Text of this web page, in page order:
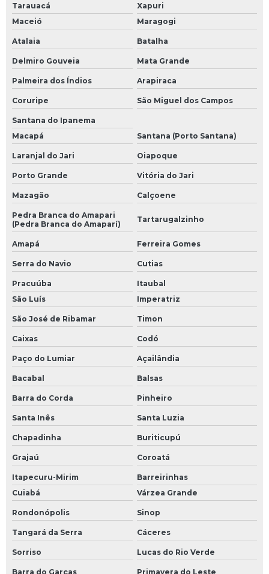
Tarauacá
Xapuri
Maceió
Maragogi
Atalaia Batalha
Delmiro Gouveia Mata Grande
Palmeira dos Índios Arapiraca
Coruripe São Miguel dos Campos
Santana do Ipanema
Macapá
Santana (Porto Santana)
Laranjal do Jari Oiapoque
Porto Grande Vitória do Jari
Mazagão Calçoene
Pedra Branca do Amapari
(Pedra Branca do Amaparí)
Tartarugalzinho
Amapá Ferreira Gomes
Serra do Navio Cutias
Pracuúba
Itaubal
São Luís
Imperatriz
São José de Ribamar Timon
Caixas Codó
Paço do Lumiar Açailândia
Bacabal Balsas
Barra do Corda Pinheiro
Santa Inês Santa Luzia
Chapadinha Buriticupú
Grajaú Coroatá
Itapecuru-Mirim
Barreirinhas
Cuiabá
Várzea Grande
Rondonópolis Sinop
Tangará da Serra Cáceres
Sorriso Lucas do Rio Verde
Barra do Garças Primavera do Leste